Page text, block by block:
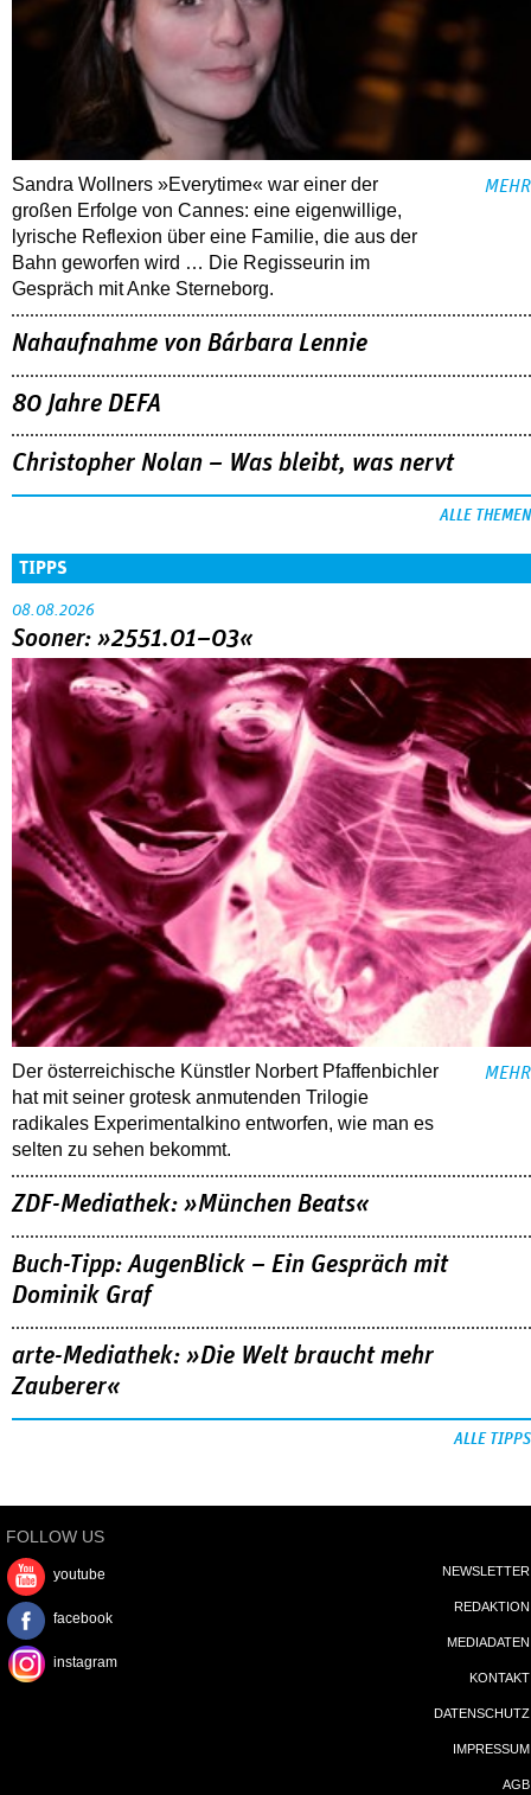
Sandra Wollners »Everytime« war einer der
großen Erfolge von Cannes: eine eigenwillige,
lyrische Reflexion über eine ­Familie, die aus der
Bahn geworfen wird … Die Regisseurin im
Gespräch mit Anke Sterneborg.
MEHR
Nahaufnahme von Bárbara Lennie
80 Jahre DEFA
Christopher Nolan – Was bleibt, was nervt
ALLE THEMEN
TIPPS
08.08.2026
Sooner: »2551.01–03«
Der österreichische Künstler Norbert Pfaffenbichler
hat mit seiner grotesk anmutenden Trilogie
radikales Experimentalkino entworfen, wie man es
selten zu sehen bekommt.
MEHR
ZDF-Mediathek: »München Beats«
Buch-Tipp: AugenBlick – Ein Gespräch mit
Dominik Graf
arte-Mediathek: »Die Welt braucht mehr
Zauberer«
ALLE TIPPS
FOLLOW US
youtube
facebook
instagram
NEWSLETTER
REDAKTION
MEDIADATEN
KONTAKT
DATENSCHUTZ
IMPRESSUM
AGB